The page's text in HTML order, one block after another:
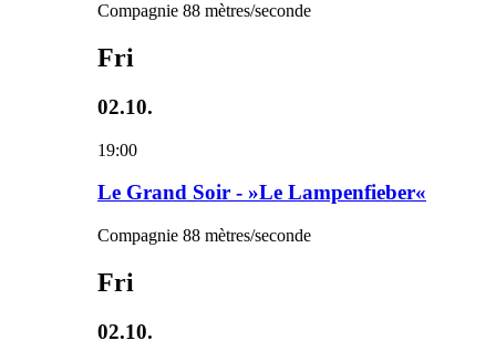
Compagnie 88 mètres/seconde
Fri
02.10.
19:00
Le Grand Soir - »Le Lampenfieber«
Compagnie 88 mètres/seconde
Fri
02.10.